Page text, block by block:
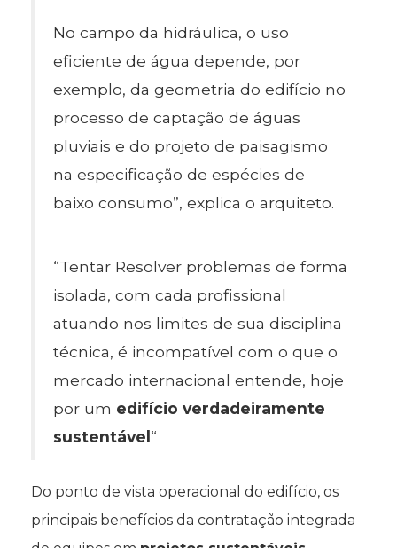
No campo da hidráulica, o uso
eficiente de água depende, por
exemplo, da geometria do edifício no
processo de captação de águas
pluviais e do projeto de paisagismo
na especificação de espécies de
baixo consumo”, explica o arquiteto.
“Tentar Resolver problemas de forma
isolada, com cada profissional
atuando nos limites de sua disciplina
técnica, é incompatível com o que o
mercado internacional entende, hoje
por um edifício verdadeiramente
sustentável “
Do ponto de vista operacional do edifício, os
principais benefícios da contratação integrada